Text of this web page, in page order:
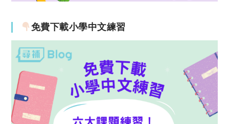
免費下載小學中文練習